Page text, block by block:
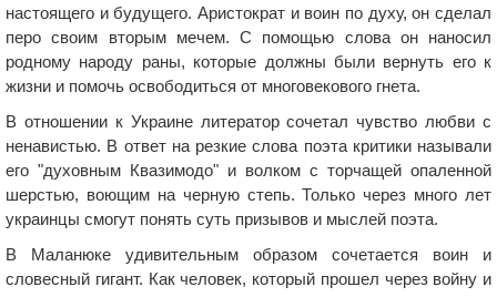
настоящего и будущего. Аристократ и воин по духу, он сделал
перо своим вторым мечем. С помощью слова он наносил
родному народу раны, которые должны были вернуть его к
жизни и помочь освободиться от многовекового гнета.
В отношении к Украине литератор сочетал чувство любви с
ненавистью. В ответ на резкие слова поэта критики называли
его "духовным Квазимодо" и волком с торчащей опаленной
шерстью, воющим на черную степь. Только через много лет
украинцы смогут понять суть призывов и мыслей поэта.
В Маланюке удивительным образом сочетается воин и
словесный гигант. Как человек, который прошел через войну и